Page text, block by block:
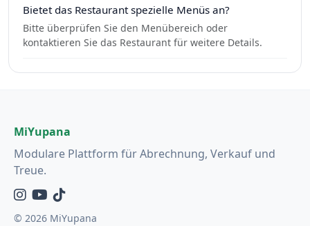
Bietet das Restaurant spezielle Menüs an?
Bitte überprüfen Sie den Menübereich oder
kontaktieren Sie das Restaurant für weitere Details.
MiYupana
Modulare Plattform für Abrechnung, Verkauf und
Treue.
Instagram
YouTube
TikTok
© 2026 MiYupana